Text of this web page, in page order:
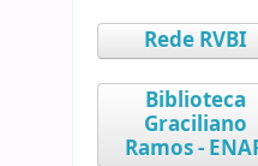
Rede RVBI
Biblioteca
Graciliano
Ramos -